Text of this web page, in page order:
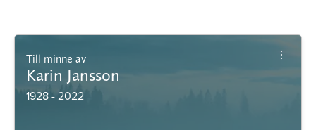
Till minne av
Karin Jansson
1928 - 2022